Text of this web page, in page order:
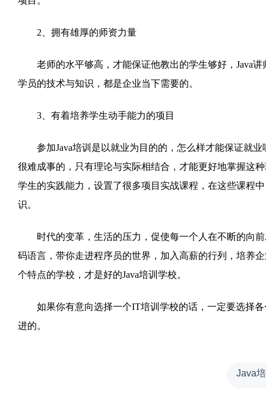
2、拥有雄厚的师资力量
老师的水平够高，才能保证他教出的学生够好，Java讲
学员的技术与知识，都是企业当下需要的。
3、有着培养学生动手能力的项目
参加Java培训是以就业为目的的，怎么样才能保证就业
很难成事的，只有理论与实际相结合，才能更好地掌握这
学生的实践能力，设置了很多项目实战课程，在这些课程
识。
时代的变革，生活的压力，促使每一个人在不断的向前
码语言，带你走进程序员的世界，加入高薪的行列，培养
个特点的学校，才是好的Java培训学校。
如果你有意向选择一个IT培训学校的话，一定要选择各
进的。
Java